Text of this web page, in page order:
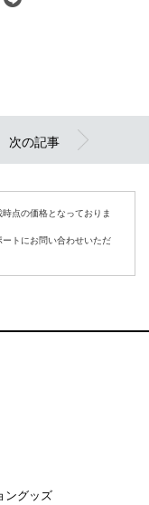
次の記事
点の価格となっておりま
トにお問い合わせいただ
ングッズ